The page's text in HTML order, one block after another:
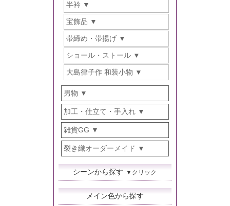
半衿
宝飾品
帯締め・帯揚げ
ショール・ストール
大島律子作 和装小物
男物
加工・仕立て・手入れ
雑貨GG
裂き織オーダーメイド
シーンから探す ▼クリック
メイン色から探す